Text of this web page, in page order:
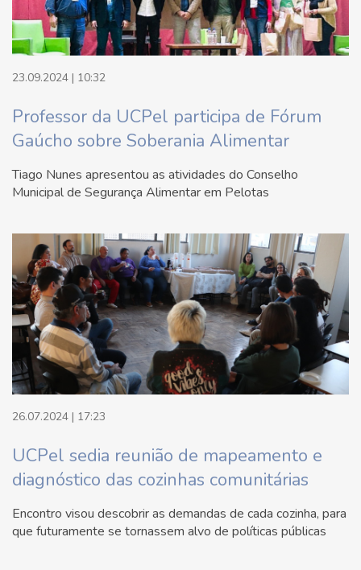
23.09.2024 | 10:32
Professor da UCPel participa de Fórum
Gaúcho sobre Soberania Alimentar
Tiago Nunes apresentou as atividades do Conselho
Municipal de Segurança Alimentar em Pelotas
26.07.2024 | 17:23
UCPel sedia reunião de mapeamento e
diagnóstico das cozinhas comunitárias
Encontro visou descobrir as demandas de cada cozinha, para
que futuramente se tornassem alvo de políticas públicas